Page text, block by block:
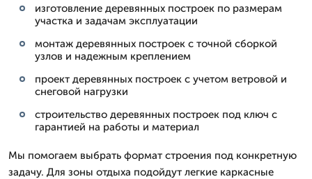
изготовление деревянных построек по размерам
участка и задачам эксплуатации
монтаж деревянных построек с точной сборкой
узлов и надежным креплением
проект деревянных построек с учетом ветровой и
снеговой нагрузки
строительство деревянных построек под ключ с
гарантией на работы и материал
Мы помогаем выбрать формат строения под конкретную
задачу. Для зоны отдыха подойдут легкие каркасные